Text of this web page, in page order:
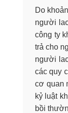
Do
người
công ty
trả cho
người
các quy
cơ quan
kỷ luật
bồi